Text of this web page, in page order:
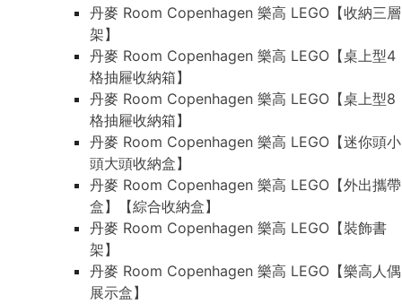
丹麥 Room Copenhagen 樂高 LEGO【收納三層
架】
丹麥 Room Copenhagen 樂高 LEGO【桌上型4
格抽屜收納箱】
丹麥 Room Copenhagen 樂高 LEGO【桌上型8
格抽屜收納箱】
丹麥 Room Copenhagen 樂高 LEGO【迷你頭小
頭大頭收納盒】
丹麥 Room Copenhagen 樂高 LEGO【外出攜帶
盒】【綜合收納盒】
丹麥 Room Copenhagen 樂高 LEGO【裝飾書
架】
丹麥 Room Copenhagen 樂高 LEGO【樂高人偶
展示盒】